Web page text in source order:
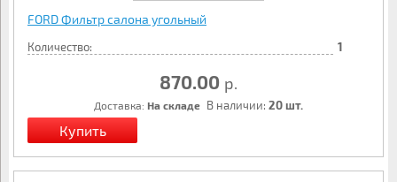
FORD Фильтр салона угольный
Количество: 1
870.00 р.
Доставка: На складе В наличии: 20 шт.